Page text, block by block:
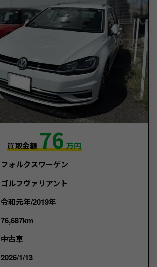
買取金額76万円
フォルクスワーゲン
ゴルフヴァリアント
令和元年/2019年
76,687km
中古車
2026/1/13